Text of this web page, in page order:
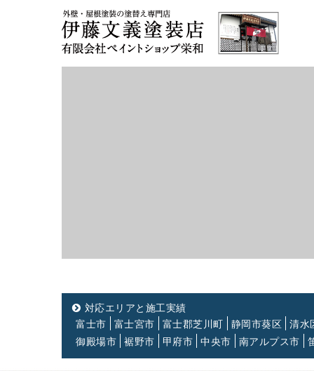
対応エリアと施工実績
富士市
富士宮市 富士郡芝川町 静岡市葵区
清水
御殿場市
裾野市 甲府市 中央市 南アルプス市